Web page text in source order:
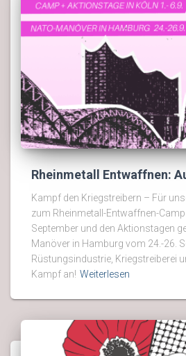
Rheinmetall Entwaffnen:
Kampf den Kriegstreibern – Für
zum Rheinmetall-Entwaffnen-
September und den Aktionstagen
Manöver in Hamburg vom 24.-26.
Rüstungsindustrie, Kriegstreiberei
Kampf an! Weiterlesen